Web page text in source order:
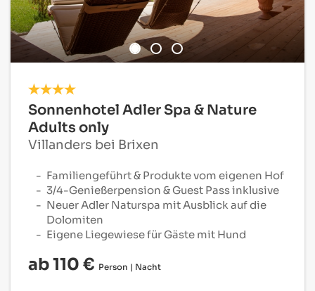
Sonnenhotel Adler Spa & Nature
Adults only
Villanders bei Brixen
Familiengeführt & Produkte vom eigenen Hof
3/4-Genießerpension & Guest Pass inklusive
Neuer Adler Naturspa mit Ausblick auf die
Dolomiten
Eigene Liegewiese für Gäste mit Hund
ab 110 € Person | Nacht